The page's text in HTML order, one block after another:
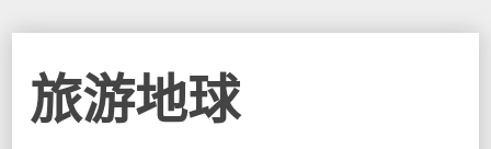
旅游地球